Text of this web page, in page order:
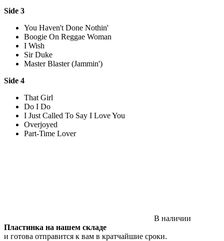
Side 3
You Haven't Done Nothin'
Boogie On Reggae Woman
I Wish
Sir Duke
Master Blaster (Jammin')
Side 4
That Girl
Do I Do
I Just Called To Say I Love You
Overjoyed
Part-Time Lover
В наличии
Пластинка на нашем складе
и готова отправится к вам в кратчайшие сроки.